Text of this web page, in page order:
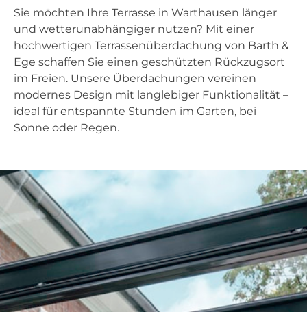
Sie möchten Ihre Terrasse in Warthausen länger
und wetterunabhängiger nutzen? Mit einer
hochwertigen Terrassenüberdachung von Barth &
Ege schaffen Sie einen geschützten Rückzugsort
im Freien. Unsere Überdachungen vereinen
modernes Design mit langlebiger Funktionalität –
ideal für entspannte Stunden im Garten, bei
Sonne oder Regen.